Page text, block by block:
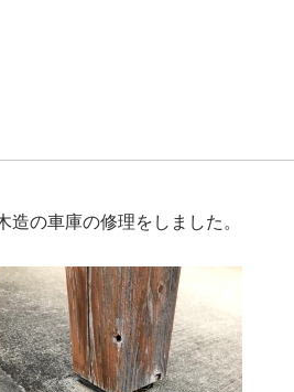
造の車庫の修理をしました。